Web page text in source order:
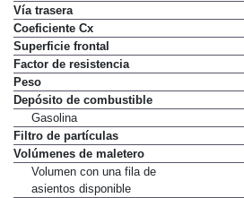
Vía trasera
Coeficiente Cx
Superficie frontal
Factor de resistencia
Peso
Depósito de combustible
Gasolina
Filtro de partículas
Volúmenes de maletero
Volumen con una fila de
asientos disponible